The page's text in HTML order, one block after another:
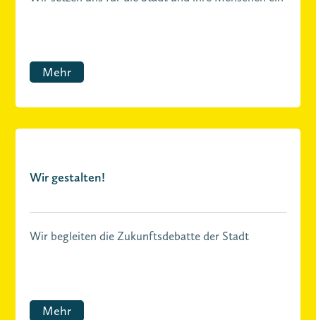
Mehr
Wir gestalten!
Wir begleiten die Zukunftsdebatte der Stadt
Mehr